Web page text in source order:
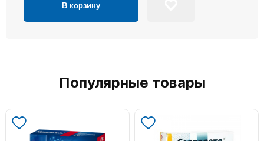
В корзину
Популярные товары